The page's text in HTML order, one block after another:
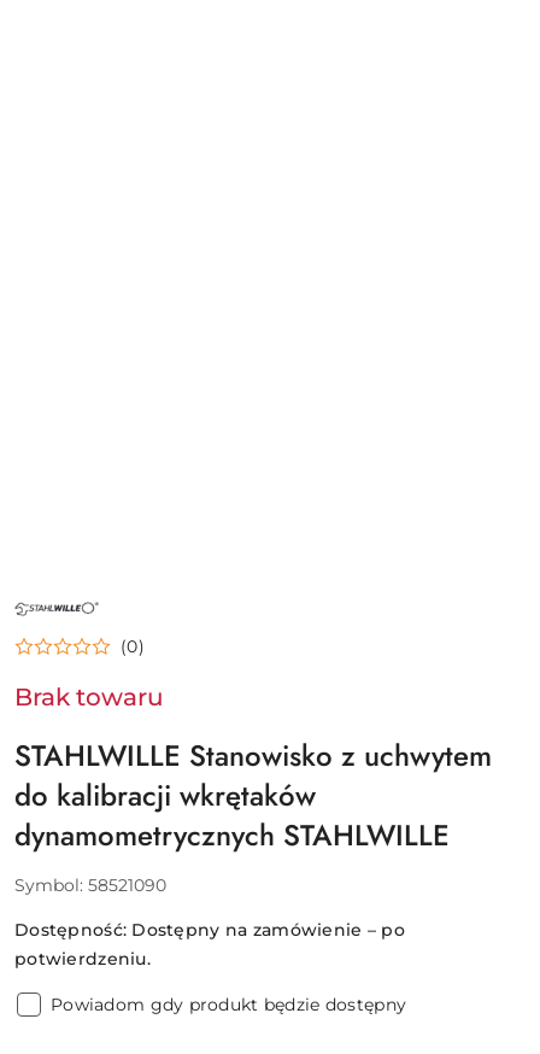
NAZWA
PRODUCENTA:
STAHLWILLE
(0)
Brak towaru
STAHLWILLE Stanowisko z uchwytem
do kalibracji wkrętaków
dynamometrycznych STAHLWILLE
Symbol: 58521090
Dostępność: Dostępny na zamówienie – po
potwierdzeniu.
Powiadom gdy produkt będzie dostępny